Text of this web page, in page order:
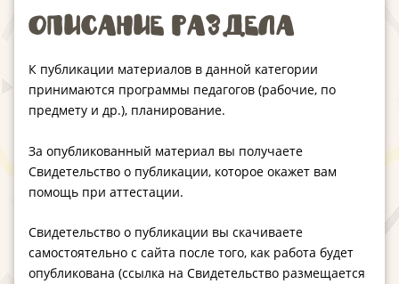
Описание раздела
К публикации материалов в данной категории
принимаются программы педагогов (рабочие, по
предмету и др.), планирование.
За опубликованный материал вы получаете
Свидетельство о публикации, которое окажет вам
помощь при аттестации.
Свидетельство о публикации вы скачиваете
самостоятельно с сайта после того, как работа будет
опубликована (ссылка на Свидетельство размещается